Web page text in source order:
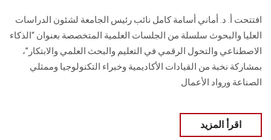
افتتحت أ. د. أماني أسامة كامل نائب رئيس الجامعة لشئون الدراسات
العليا والبحوث سلسلة من الجلسات العلمية المتخصصة بعنوان “الذكاء
الاصطناعي والتحول الرقمي في التعليم والبحث العلمي والابتكار”،
بمشاركة نخبة من القيادات الأكاديمية وخبراء التكنولوجيا وممثلي
الصناعة ورواد الأعمال
اقرأ المزيد